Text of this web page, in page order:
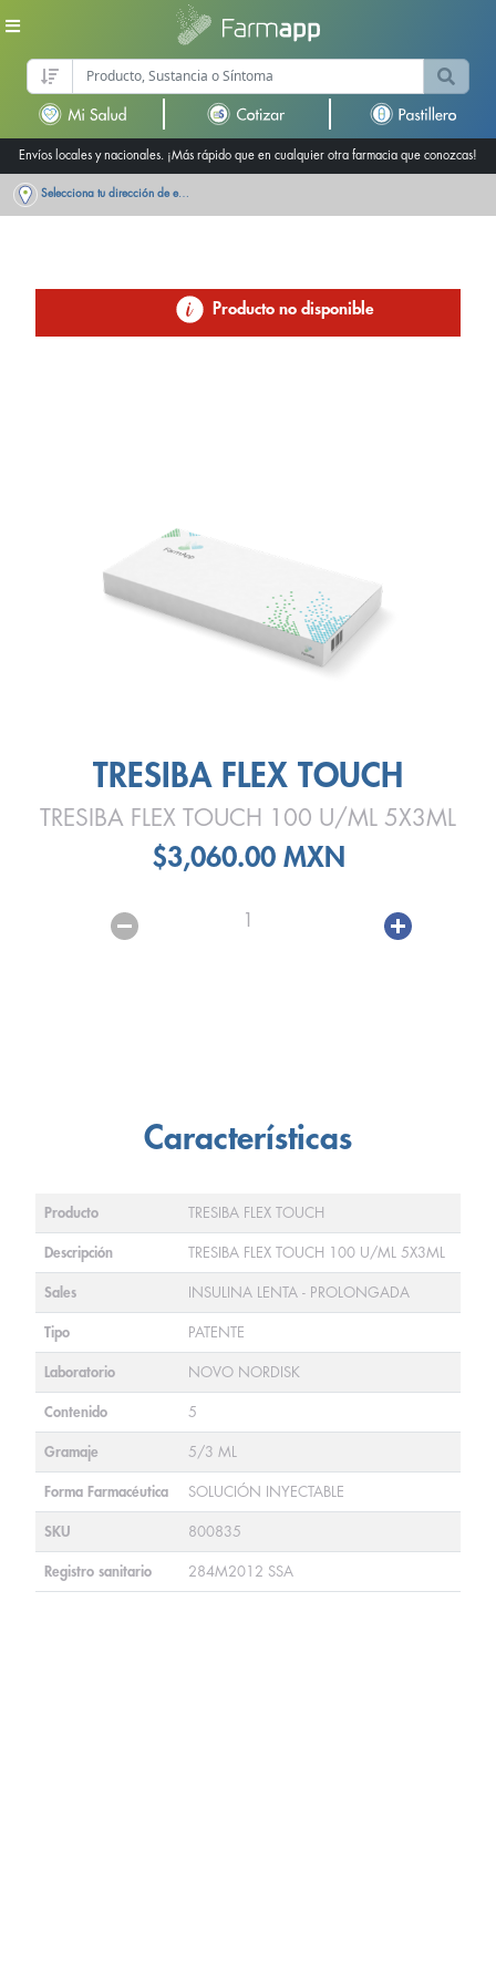
Envíos locales y nacionales. ¡Más rápido que en cualquier otra farmacia que conozcas!
Selecciona tu dirección de entrega
Producto no disponible
TRESIBA FLEX TOUCH
TRESIBA FLEX TOUCH 100 U/ML 5X3ML
$3,060.00 MXN
1
Características
Producto TRESIBA FLEX TOUCH
Descripción TRESIBA FLEX TOUCH 100 U/ML 5X3ML
Sales INSULINA LENTA - PROLONGADA
Tipo PATENTE
Laboratorio NOVO NORDISK
Contenido 5
Gramaje 5/3 ML
Forma Farmacéutica SOLUCIÓN INYECTABLE
SKU 800835
Registro sanitario 284M2012 SSA